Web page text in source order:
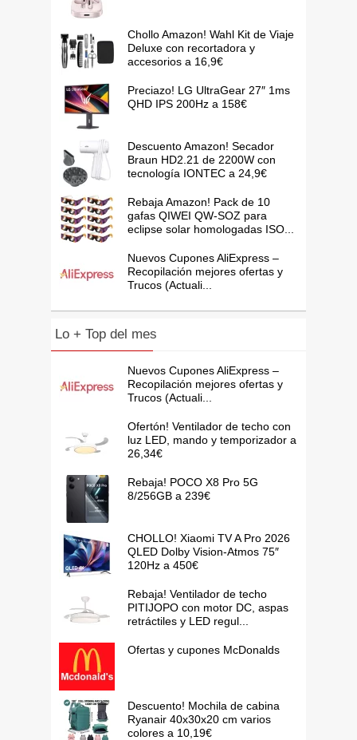
Chollo Amazon! Wahl Kit de Viaje
Deluxe con recortadora y
accesorios a 16,9€
Preciazo! LG UltraGear 27″ 1ms
QHD IPS 200Hz a 158€
Descuento Amazon! Secador
Braun HD2.21 de 2200W con
tecnología IONTEC a 24,9€
Rebaja Amazon! Pack de 10
gafas QIWEI QW-SOZ para
eclipse solar homologadas ISO...
Nuevos Cupones AliExpress –
Recopilación mejores ofertas y
Trucos (Actuali...
Lo + Top del mes
Nuevos Cupones AliExpress –
Recopilación mejores ofertas y
Trucos (Actuali...
Ofertón! Ventilador de techo con
luz LED, mando y temporizador a
26,34€
Rebaja! POCO X8 Pro 5G
8/256GB a 239€
CHOLLO! Xiaomi TV A Pro 2026
QLED Dolby Vision-Atmos 75″
120Hz a 450€
Rebaja! Ventilador de techo
PITIJOPO con motor DC, aspas
retráctiles y LED regul...
Ofertas y cupones McDonalds
Descuento! Mochila de cabina
Ryanair 40x30x20 cm varios
colores a 10,19€